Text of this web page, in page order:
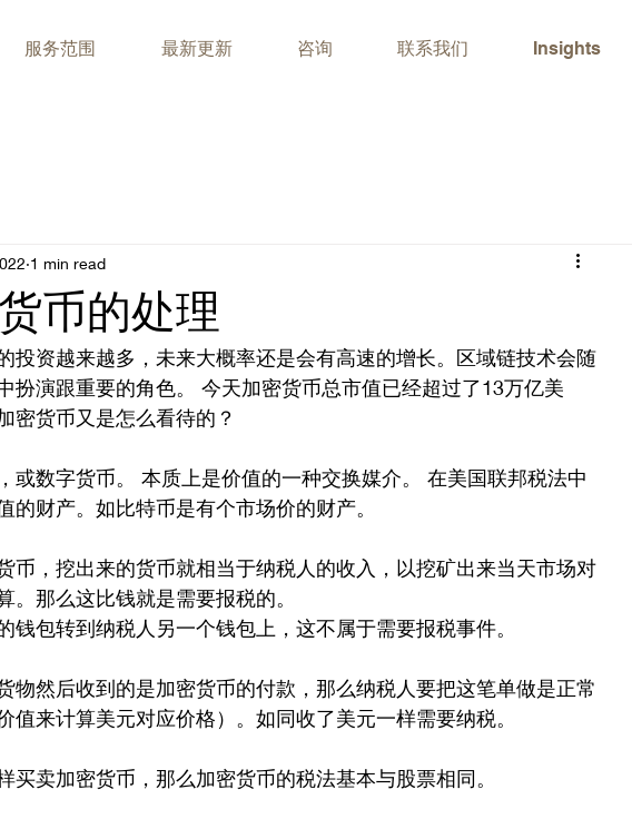
服务范围 最新更新 咨询 联系我们 Insights
币的处理
1 min read
投资越来越多，未来大概率还是会有高速的增长。区域链技术会随
扮演跟重要的角色。 今天加密货币总市值已经超过了13万亿美
密货币又是怎么看待的？
或数字货币。 本质上是价值的一种交换媒介。 在美国联邦税法中
的财产。如比特币是有个市场价的财产。
币，挖出来的货币就相当于纳税人的收入，以挖矿出来当天市场对
。那么这比钱就是需要报税的。
钱包转到纳税人另一个钱包上，这不属于需要报税事件。
物然后收到的是加密货币的付款，那么纳税人要把这笔单做是正常
值来计算美元对应价格）。如同收了美元一样需要纳税。
买卖加密货币，那么加密货币的税法基本与股票相同。